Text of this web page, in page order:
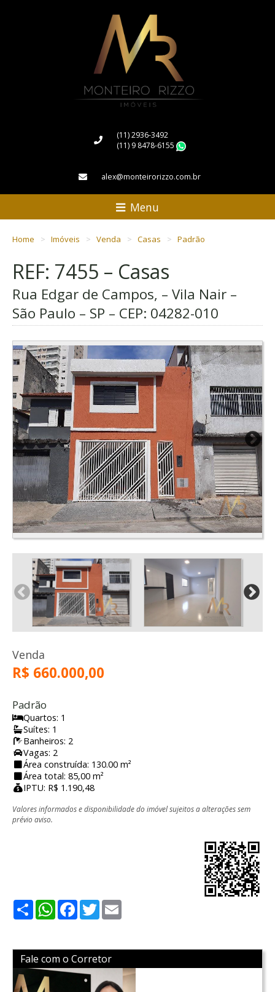
(11) 2936-3492
(11) 9 8478-6155
alex@monteirorizzo.com.br
Menu
Home Imóveis Venda Casas Padrão
REF: 7455 – Casas
Rua Edgar de Campos, – Vila Nair –
São Paulo – SP – CEP: 04282-010
Venda
R$ 660.000,00
Padrão
Quartos: 1
Suítes: 1
Banheiros: 2
Vagas: 2
Área construída: 130.00 m²
Área total: 85,00 m²
IPTU: R$ 1.190,48
Valores informados e disponibilidade do imóvel sujeitos a alterações sem
prévio aviso.
ShareWhatsApp
Facebook
Twitter
Fale com o Corretor